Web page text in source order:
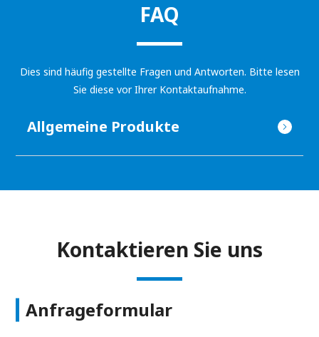
FAQ
Dies sind häufig gestellte Fragen und Antworten. Bitte lesen
Sie diese vor Ihrer Kontaktaufnahme.
Allgemeine Produkte
Kontaktieren Sie uns
Anfrageformular